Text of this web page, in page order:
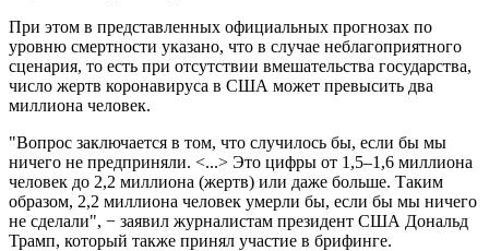
При этом в представленных официальных прогнозах по
уровню смертности указано, что в случае неблагоприятного
сценария, то есть при отсутствии вмешательства государства,
число жертв коронавируса в США может превысить два
миллиона человек.
"Вопрос заключается в том, что случилось бы, если бы мы
ничего не предприняли. <...> Это цифры от 1,5–1,6 миллиона
человек до 2,2 миллиона (жертв) или даже больше. Таким
образом, 2,2 миллиона человек умерли бы, если бы мы ничего
не сделали", − заявил журналистам президент США Дональд
Трамп, который также принял участие в брифинге.